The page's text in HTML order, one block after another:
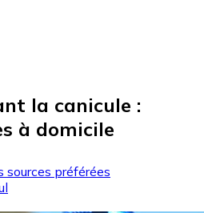
la canicule :
à domicile
sources préférées